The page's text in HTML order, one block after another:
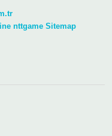
nttgame Sitemap